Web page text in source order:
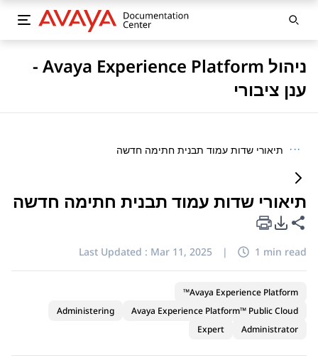
ניהול Avaya Experience Platform -
ענן ציבורי
··· תיאורי שדות עמוד תבנית חתימה חדשה
תיאורי שדות עמוד תבנית חתימה חדשה
Share this page
PDF Export Options
Last Updated : Mar 11, 2025 | 1 min read
Avaya Experience Platform™
Avaya Experience Platform™ Public Cloud
Administering
Administrator
Expert